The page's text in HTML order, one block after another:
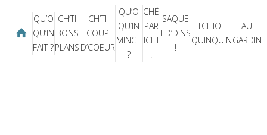
QU’O
QU’IN
FAIT ?
CH’TI
BONS
PLANS
CH’TI
COUP
D’COEUR
QU’O
QU’IN
MINGE
?
CHÉ
PAR
ICHI
!
SAQUE
ED’DINS
!
TCHIOT
QUINQUIN
AU
GARDIN